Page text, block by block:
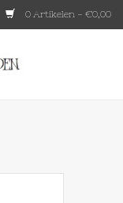
0 Artikelen - €0,00